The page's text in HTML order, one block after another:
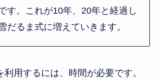
す。これが10年、20年と経過し
だるま式に増えていきます。
利用するには、時間が必要です。